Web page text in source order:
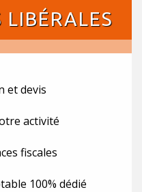
LIBÉRALES
et devis
activité
fiscales
100% dédié